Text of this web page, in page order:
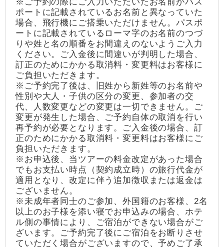
ポートに記載されているお名前と異なっていた
場合、飛行機にご搭乗いただけません。パスポ
ートに記載されているローマ字のお名前のつづ
りや姓と名の順番をお間違えのないようご入力
ください。ご入金後に間違いが判明した場合、
訂正のためにかかる取消料・変更料はお客様に
ご負担いただきます。
※ご予約完了後は、旧姓から新姓等のお名前や
性別や大人・子供の区分の変更、参加者の交
代、人数変更などの変更は一切できません。ご
変更が発生した場合、ご予約自体の取消を行い
再予約が必要となります。ご入金後の場合、訂
正のためにかかる取消料・変更料はお客様にご
負担いただきます。
※お申込後、当ツアーの料金改定があった場合
でもお支払い時点（契約成立時）の旅行代金が
適用となり、改定に伴う追加徴収または返金は
ございません。
※未成年者同士のご参加、外国籍のお客様、2名
以上のお子様を添い寝でお申込みの場合、ホテ
ル側の事情により、ご宿泊ができない場合がご
ざいます。ご予約完了後にご宿泊をお断りさせ
ていただく場合がございますので、予めご了承